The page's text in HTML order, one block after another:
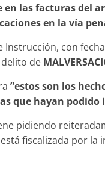
las facturas del
en la vía
Instrucción, con
de
”estos son los
que hayan
pidiendo
fiscalizada por